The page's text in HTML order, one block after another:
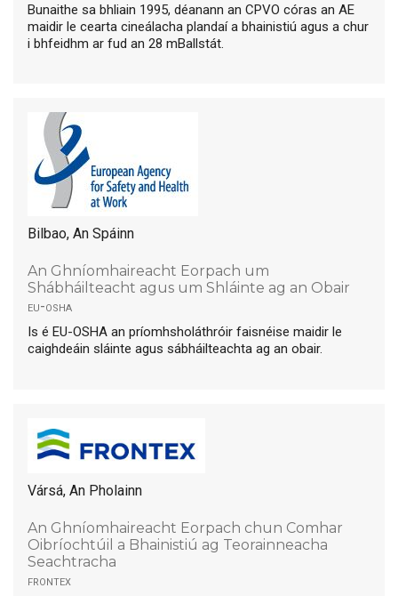
Bunaithe sa bhliain 1995, déanann an CPVO córas an AE
maidir le cearta cineálacha plandaí a bhainistiú agus a chur
i bhfeidhm ar fud an 28 mBallstát.
Bilbao, An Spáinn
An Ghníomhaireacht Eorpach um
Shábháilteacht agus um Shláinte ag an Obair
eu-osha
Is é EU-OSHA an príomhsholáthróir faisnéise maidir le
caighdeáin sláinte agus sábháilteachta ag an obair.
Vársá, An Pholainn
An Ghníomhaireacht Eorpach chun Comhar
Oibríochtúil a Bhainistiú ag Teorainneacha
Seachtracha
frontex